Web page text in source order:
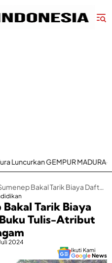
MADURA–GESIT POLL
MTsN 2 Sumenep Bakal Tarik Biaya Daftar Ulang dan Buku Tulis-Atribut Seragam
Bakal Tarik Biaya
Tulis-Atribut
2024
Ikuti Kami
GoogleNews